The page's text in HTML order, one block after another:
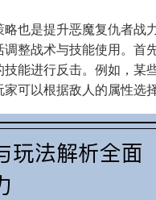
也是提升恶魔复仇者战
整战术与技能使用。首
能进行反击。例如，某
可以根据敌人的属性选